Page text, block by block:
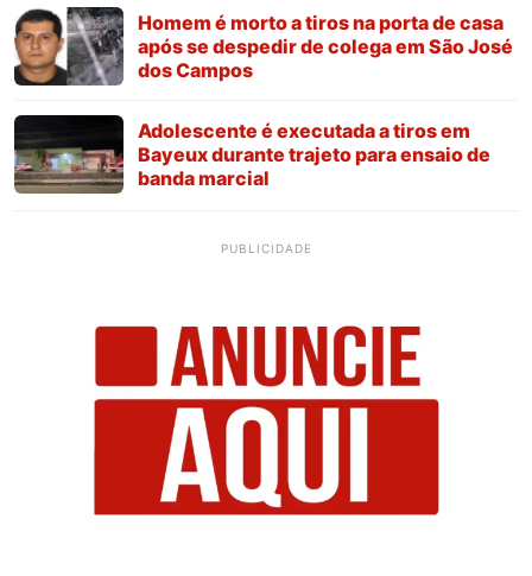
Homem é morto a tiros na porta de casa
após se despedir de colega em São José
dos Campos
Adolescente é executada a tiros em
Bayeux durante trajeto para ensaio de
banda marcial
PUBLICIDADE